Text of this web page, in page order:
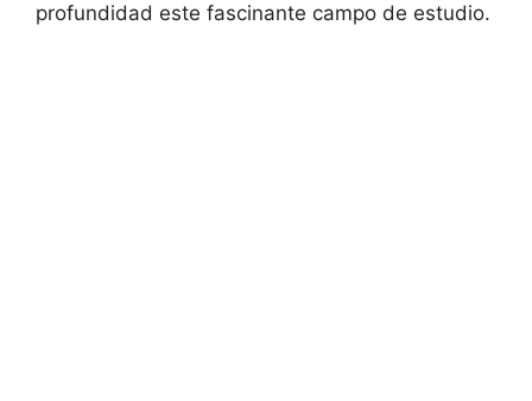
profundidad este fascinante ‌campo de⁤ estudio.